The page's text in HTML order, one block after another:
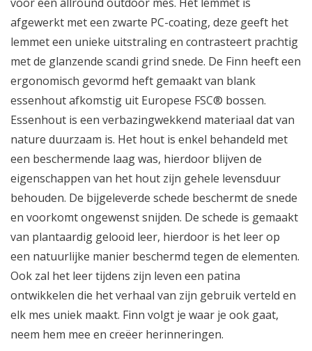
afgewerkt met een zwarte PC-coating, deze geeft het
lemmet een unieke uitstraling en contrasteert prachtig
met de glanzende scandi grind snede. De Finn heeft een
ergonomisch gevormd heft gemaakt van blank
essenhout afkomstig uit Europese FSC® bossen.
Essenhout is een verbazingwekkend materiaal dat van
nature duurzaam is. Het hout is enkel behandeld met
een beschermende laag was, hierdoor blijven de
eigenschappen van het hout zijn gehele levensduur
behouden. De bijgeleverde schede beschermt de snede
en voorkomt ongewenst snijden. De schede is gemaakt
van plantaardig gelooid leer, hierdoor is het leer op
een natuurlijke manier beschermd tegen de elementen.
Ook zal het leer tijdens zijn leven een patina
ontwikkelen die het verhaal van zijn gebruik verteld en
elk mes uniek maakt. Finn volgt je waar je ook gaat,
neem hem mee en creëer herinneringen.